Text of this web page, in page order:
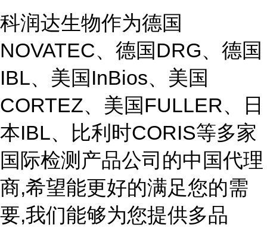
科润达生物作为德国
NOVATEC、德国DRG、德国
IBL、美国InBios、美国
CORTEZ、美国FULLER、日
本IBL、比利时CORIS等多家
国际检测产品公司的中国代理
商,希望能更好的满足您的需
要,我们能够为您提供多品